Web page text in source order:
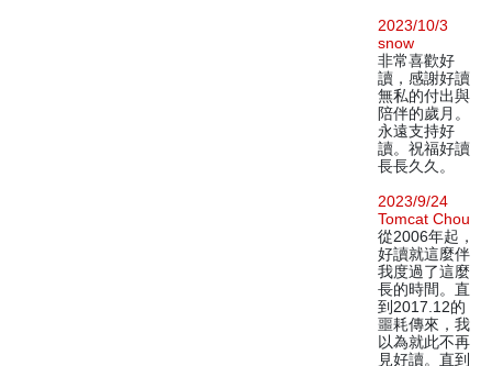
2023/10/3
snow
非常喜歡好
讀，感謝好讀
無私的付出與
陪伴的歲月。
永遠支持好
讀。祝福好讀
長長久久。
2023/9/24
Tomcat Chou
從2006年起，
好讀就這麼伴
我度過了這麼
長的時間。直
到2017.12的
噩耗傳來，我
以為就此不再
見好讀。直到